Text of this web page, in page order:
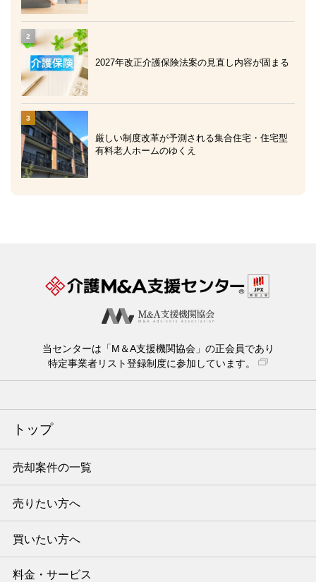
2027年改正介護保険法案の見直し内容が固まる
厳しい制度改革が予測される集合住宅・住宅型
有料老人ホームのゆくえ
当センターは「M＆A支援機関協会」の正会員であり
特定事業者リスト登録制度に参加しています。
トップ
売却案件の一覧
売りたい方へ
買いたい方へ
料金・サービス